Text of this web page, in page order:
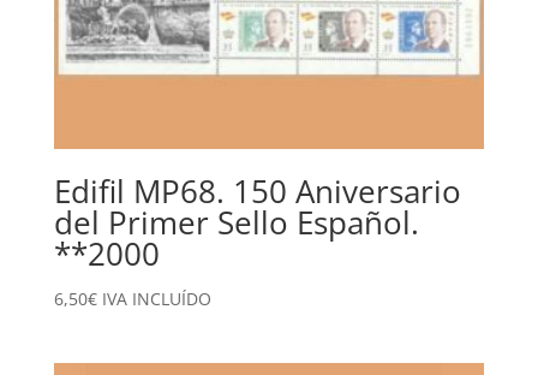
Edifil MP68. 150 Aniversario
del Primer Sello Español.
**2000
6,50€ IVA INCLUÍDO